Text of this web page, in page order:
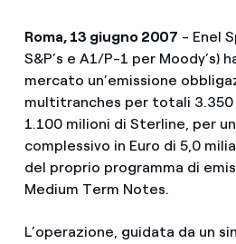
Roma, 13 giugno 2007 - Enel
S&P’s e A1/P-1 per Moody’s)
mercato un’emissione
multitranches per totali 3.350
1.100 milioni di Sterline, per
complessivo in Euro di 5,0
del proprio programma di
Medium Term Notes.
L’operazione, guidata da un